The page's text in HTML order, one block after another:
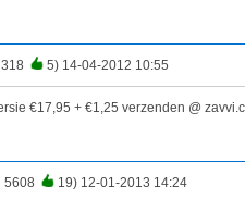
318 5) 14-04-2012 10:55
€17,95 + €1,25 verzenden @
5608 19) 12-01-2013 14:24